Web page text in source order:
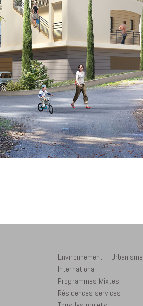
Environnement – Urbanisme
International
Programmes Mixtes
Résidences services